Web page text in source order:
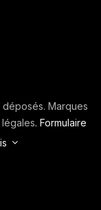
Marques
. Formulaire